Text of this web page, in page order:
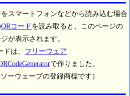
スマートフォンなどから読み込む場合
QRコード を読み取ると、このページの
が表示されます。
ドは、 フリーウェア
で作りました。
ーウェーブの登録商標です）